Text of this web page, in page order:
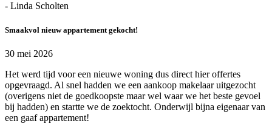
- Linda Scholten
Smaakvol nieuw appartement gekocht!
30 mei 2026
Het werd tijd voor een nieuwe woning dus direct hier offertes
opgevraagd. Al snel hadden we een aankoop makelaar uitgezocht
(overigens niet de goedkoopste maar wel waar we het beste gevoel
bij hadden) en startte we de zoektocht. Onderwijl bijna eigenaar van
een gaaf appartement!